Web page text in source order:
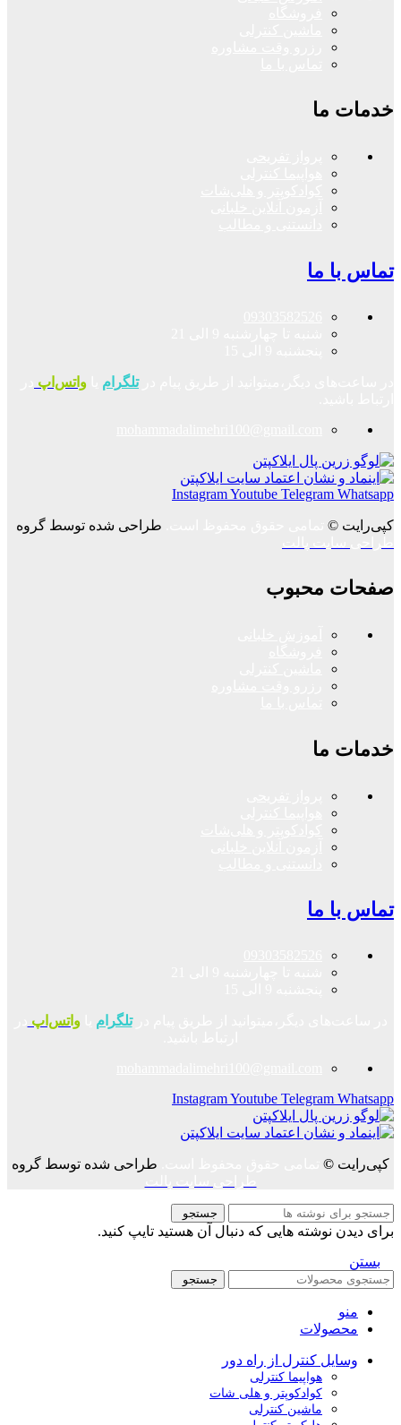
خدمات ما
تماس با ما
در ساعت‌های دیگر،میتوانید از طریق پیام درتلگرام واتس‌اپ
InstagramYoutube Telegram Whatsapp
کپی‌رایت ©
طراحی شده توسط گروه
صفحات محبوب
خدمات ما
تماس با ما
در ساعت‌های دیگر،میتوانید از طریق پیام درتلگرام یاواتس‌اپ
InstagramYoutube Telegram Whatsapp
کپی‌رایت ©
طراحی شده توسط گروه
جستجو
برای دیدن نوشته هایی که دنبال آن هستید تایپ کنید.
بستن
جستجو
منو
محصولات
وسایل کنترل از راه دور
هواپیما کنترلی
کوادکوپتر و هلی شات
ماشین کنترلی